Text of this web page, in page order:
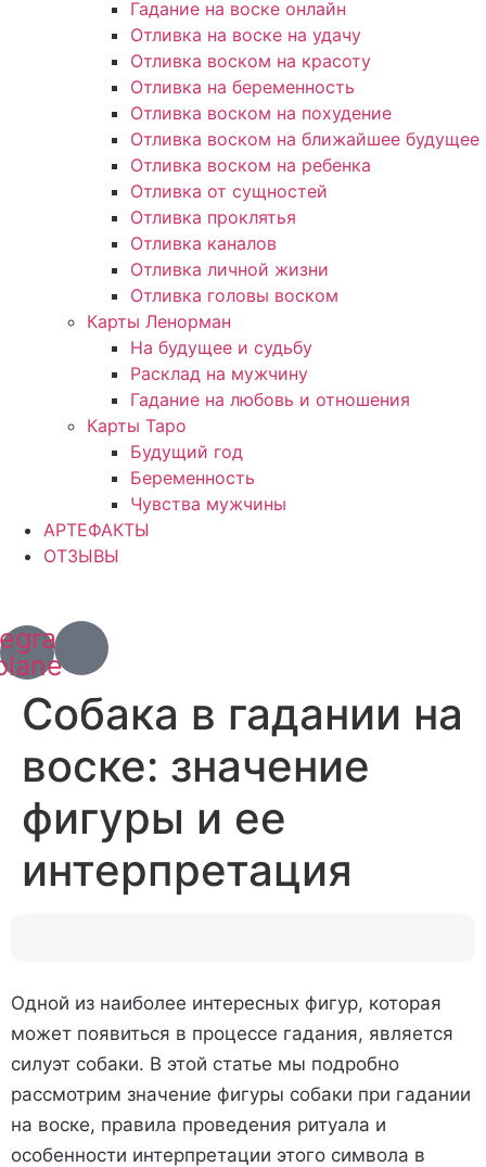
Гадание на воске онлайн
Отливка на воске на удачу
Отливка воском на красоту
Отливка на беременность
Отливка воском на похудение
Отливка воском на ближайшее будущее
Отливка воском на ребенка
Отливка от сущностей
Отливка проклятья
Отливка каналов
Отливка личной жизни
Отливка головы воском
Карты Ленорман
На будущее и судьбу
Расклад на мужчину
Гадание на любовь и отношения
Карты Таро
Будущий год
Беременность
Чувства мужчины
АРТЕФАКТЫ
ОТЗЫВЫ
Собака в гадании на
воске: значение
фигуры и ее
интерпретация
Одной из наиболее интересных фигур, которая
может появиться в процессе гадания, является
силуэт собаки. В этой статье мы подробно
рассмотрим значение фигуры собаки при гадании
на воске, правила проведения ритуала и
особенности интерпретации этого символа в